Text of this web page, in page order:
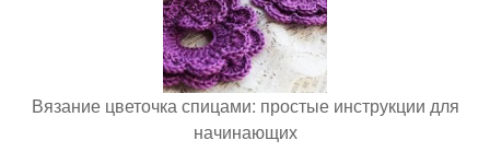
Вязание цветочка спицами: простые инструкции для
начинающих